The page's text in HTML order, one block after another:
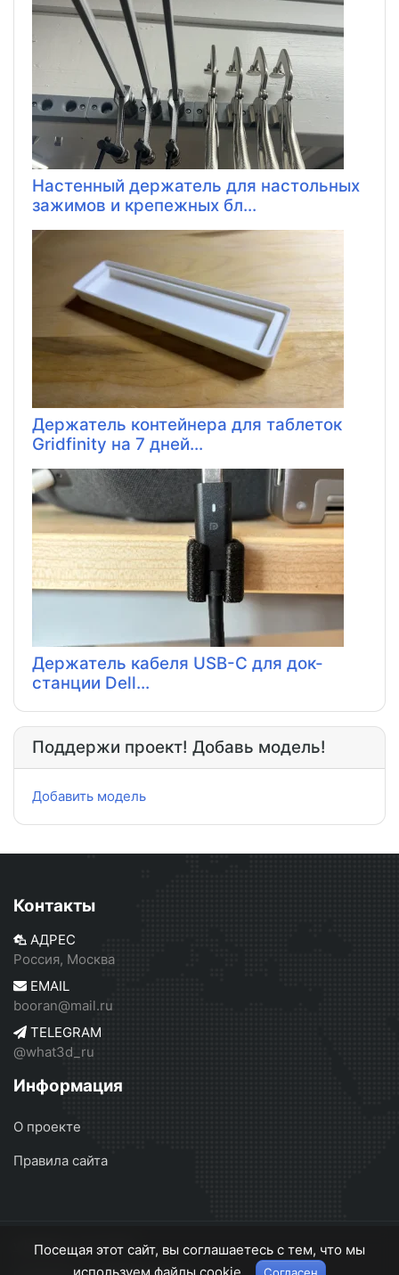
Настенный держатель для настольных
зажимов и крепежных бл...
Держатель контейнера для таблеток
Gridfinity на 7 дней...
Держатель кабеля USB-C для док-
станции Dell...
Поддержи проект! Добавь модель!
Добавить модель
Контакты
АДРЕС
Россия, Москва
EMAIL
booran@mail.ru
TELEGRAM
@what3d_ru
Информация
О проекте
Правила сайта
what3d.ru © 2026
Посещая этот сайт, вы соглашаетесь с тем, что мы
используем файлы cookie.